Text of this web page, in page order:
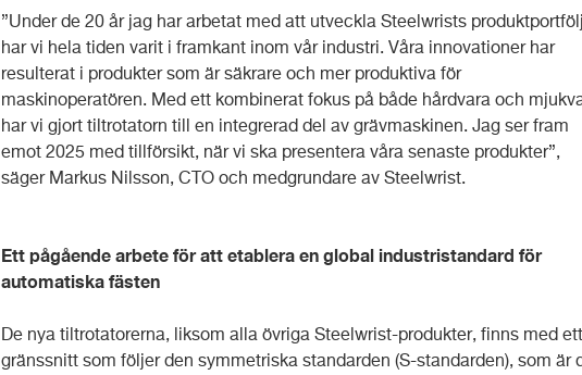
”Under de 20 år jag har arbetat med att utveckla Steelwrists produktportfölj
har vi hela tiden varit i framkant inom vår industri. Våra innovationer har
resulterat i produkter som är säkrare och mer produktiva för
maskinoperatören. Med ett kombinerat fokus på både hårdvara och
har vi gjort tiltrotatorn till en integrerad del av grävmaskinen. Jag ser fram
emot 2025 med tillförsikt, när vi ska presentera våra senaste produkter”,
säger Markus Nilsson, CTO och medgrundare av Steelwrist.
Ett pågående arbete för att etablera en global industristandard för
automatiska fästen
De nya tiltrotatorerna, liksom alla övriga Steelwrist-produkter, finns med ett
gränssnitt som följer den symmetriska standarden (S-standarden), som är